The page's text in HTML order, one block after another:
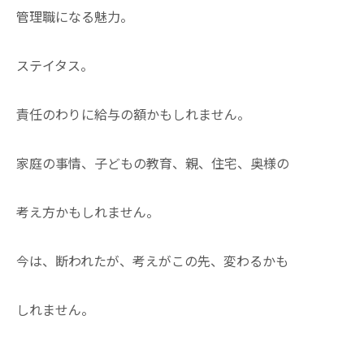
管理職になる魅力。
ステイタス。
責任のわりに給与の額かもしれません。
家庭の事情、子どもの教育、親、住宅、奥様の
考え方かもしれません。
今は、断われたが、考えがこの先、変わるかも
しれません。